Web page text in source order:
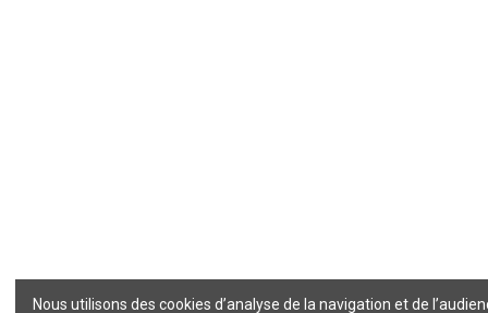
Nous utilisons des cookies d’analyse de la navigation et de